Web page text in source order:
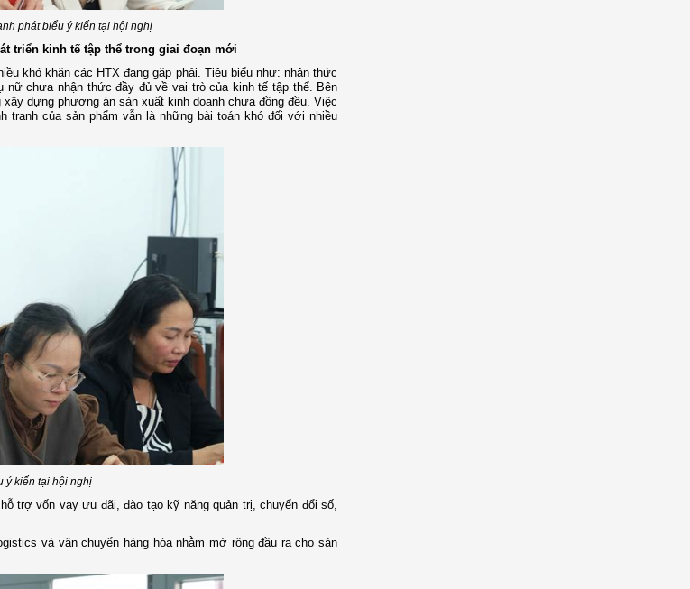
phát biểu ý kiến tại hội nghị
triển kinh tế tập thể trong giai đoạn mới
khó khăn các HTX đang gặp phải. Tiêu biểu như: nhận thức
nữ chưa nhận thức đầy đủ về vai trò của kinh tế tập thể. Bên
dựng phương án sản xuất kinh doanh chưa đồng đều. Việc
của sản phẩm vẫn là những bài toán khó đối với nhiều
ý kiến tại hội nghị
trợ vốn vay ưu đãi, đào tạo kỹ năng quản trị, chuyển đổi số,
và vận chuyển hàng hóa nhằm mở rộng đầu ra cho sản